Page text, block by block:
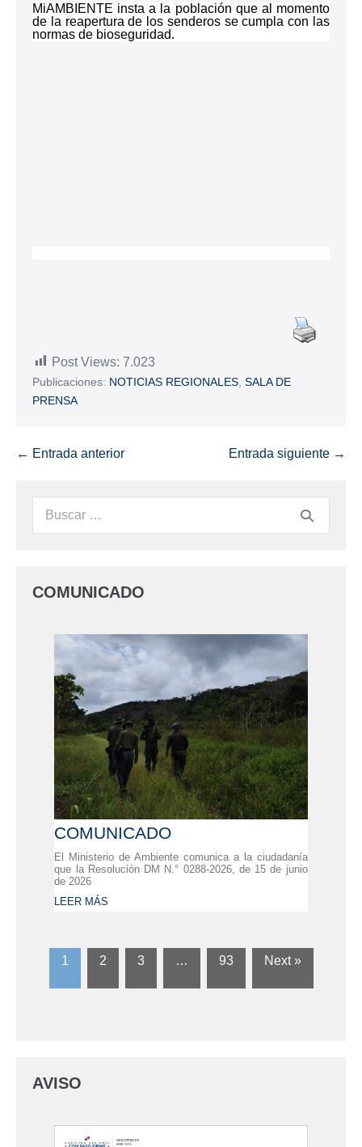
MiAMBIENTE insta a la población que al momento
de la reapertura de los senderos se cumpla con las
normas de bioseguridad.
Post Views: 7.023
Publicaciones: NOTICIAS REGIONALES SALA DE
PRENSA
← Entrada anterior Entrada siguiente →
COMUNICADO
COMUNICADO
El Ministerio de Ambiente comunica a la ciudadanía
que la Resolución DM N.° 0288-2026, de 15 de junio
de 2026
LEER MÁS
1 2 3 … 93 Next »
AVISO